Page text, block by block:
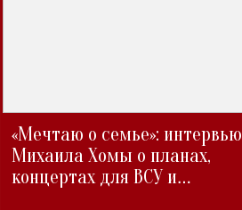
«Мечтаю о семье»: интервью
Михаила Хомы о планах,
концертах для ВСУ и